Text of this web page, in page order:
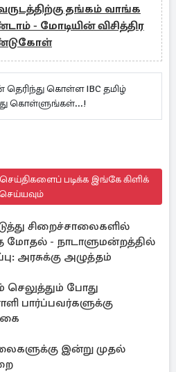
தங்கம் வாங்க
- மோடியின் விசித்திர
கொள்ள IBC தமிழ்
கொள்ளுங்கள்...!
படிக்க இங்கே கிளிக்
செய்யவும்
சிறைச்சாலைகளில்
மோதல் - நாடாளுமன்றத்தில்
அரசுக்கு அழுத்தம்
போது
பார்ப்பவர்களுக்கு
இன்று முதல்